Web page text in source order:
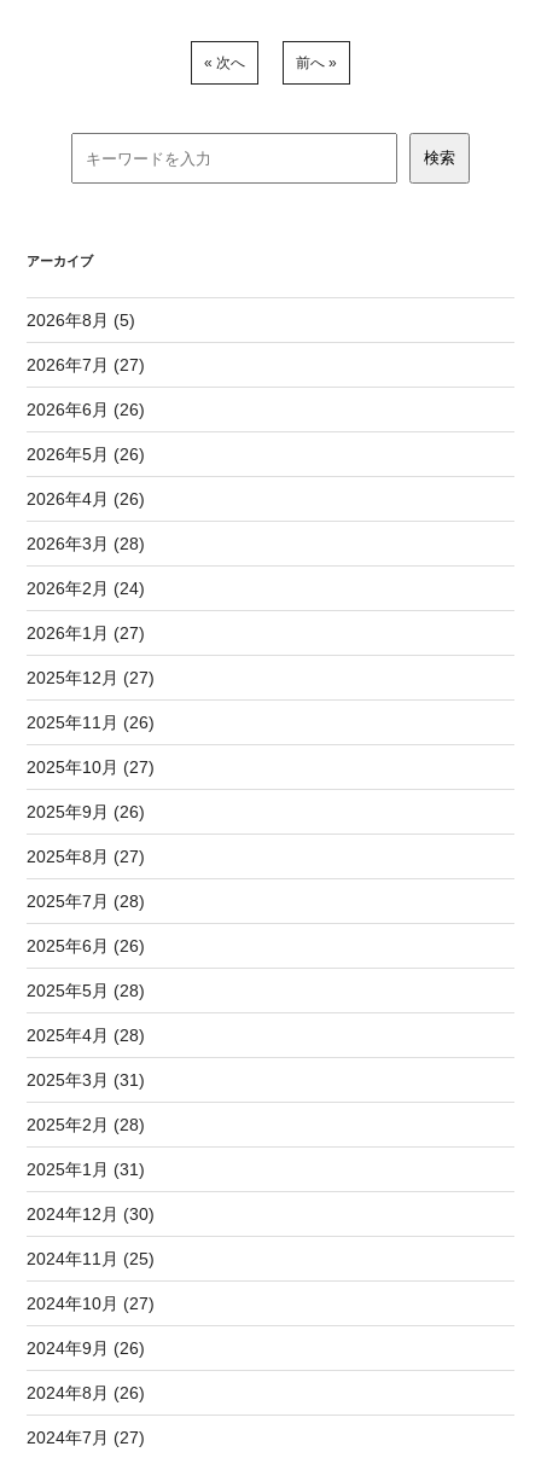
« 次へ 前へ »
アーカイブ
2026年8月 (5)
2026年7月 (27)
2026年6月 (26)
2026年5月 (26)
2026年4月 (26)
2026年3月 (28)
2026年2月 (24)
2026年1月 (27)
2025年12月 (27)
2025年11月 (26)
2025年10月 (27)
2025年9月 (26)
2025年8月 (27)
2025年7月 (28)
2025年6月 (26)
2025年5月 (28)
2025年4月 (28)
2025年3月 (31)
2025年2月 (28)
2025年1月 (31)
2024年12月 (30)
2024年11月 (25)
2024年10月 (27)
2024年9月 (26)
2024年8月 (26)
2024年7月 (27)